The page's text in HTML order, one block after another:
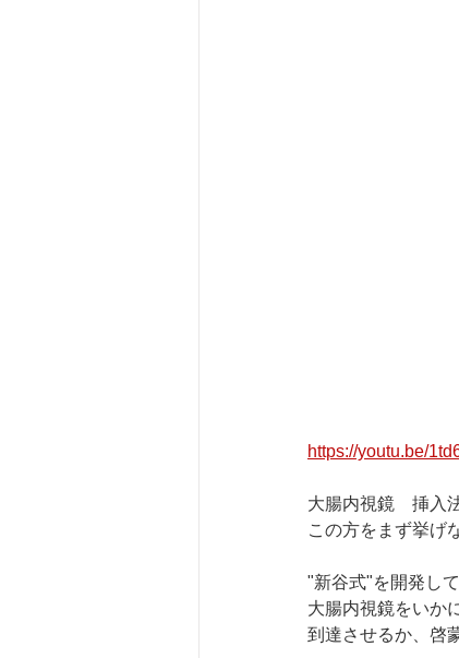
https://youtu.be/
大腸内視鏡　挿入
この方をまず挙げ
"新谷式"を開発し
大腸内視鏡をいか
到達させるか、啓